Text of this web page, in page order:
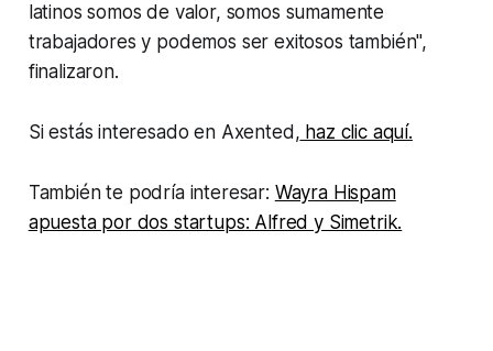
latinos somos de valor, somos sumamente
trabajadores y podemos ser exitosos también",
finalizaron.
Si estás interesado en Axented, haz clic aquí.
También te podría interesar: Wayra Hispam
apuesta por dos startups: Alfred y Simetrik.